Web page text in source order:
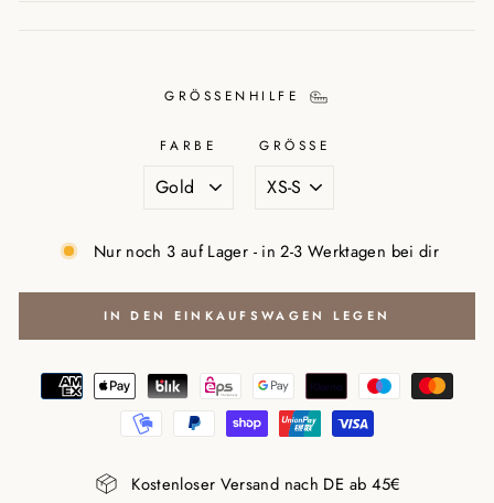
GRÖSSENHILFE
FARBE GRÖSSE
Nur noch 3 auf Lager - in 2-3 Werktagen bei dir
IN DEN EINKAUFSWAGEN LEGEN
Kostenloser Versand nach DE ab 45€